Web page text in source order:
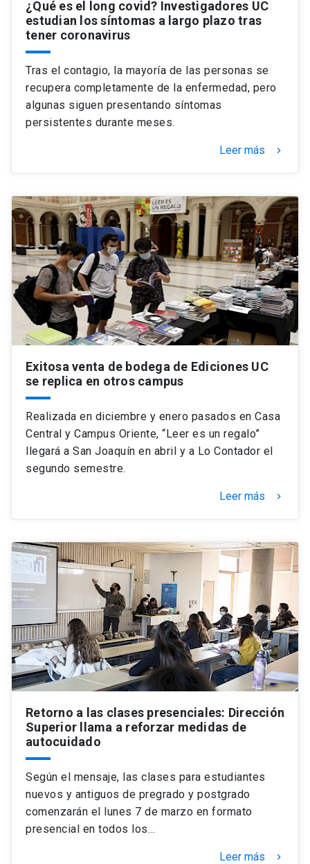
¿Qué es el long covid? Investigadores UC
estudian los síntomas a largo plazo tras
tener coronavirus
Tras el contagio, la mayoría de las personas se
recupera completamente de la enfermedad, pero
algunas siguen presentando síntomas
persistentes durante meses.
Leer más keyboard_arrow_right
Exitosa venta de bodega de Ediciones UC
se replica en otros campus
Realizada en diciembre y enero pasados en Casa
Central y Campus Oriente, “Leer es un regalo”
llegará a San Joaquín en abril y a Lo Contador el
segundo semestre.
Leer más keyboard_arrow_right
Retorno a las clases presenciales: Dirección
Superior llama a reforzar medidas de
autocuidado
Según el mensaje, las clases para estudiantes
nuevos y antiguos de pregrado y postgrado
comenzarán el lunes 7 de marzo en formato
presencial en todos los…
Leer más keyboard_arrow_right